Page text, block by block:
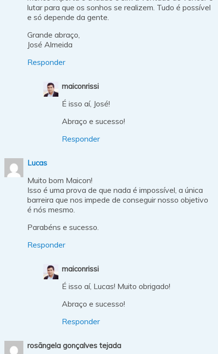
lutar para que os sonhos se realizem. Tudo é possível
e só depende da gente.
Grande abraço,
José Almeida
Responder
maiconrissi
É isso aí, José!
Abraço e sucesso!
Responder
Lucas
Muito bom Maicon!
Isso é uma prova de que nada é impossível, a única
barreira que nos impede de conseguir nosso objetivo
é nós mesmo.
Parabéns e sucesso.
Responder
maiconrissi
É isso aí, Lucas! Muito obrigado!
Abraço e sucesso!
Responder
rosãngela gonçalves tejada